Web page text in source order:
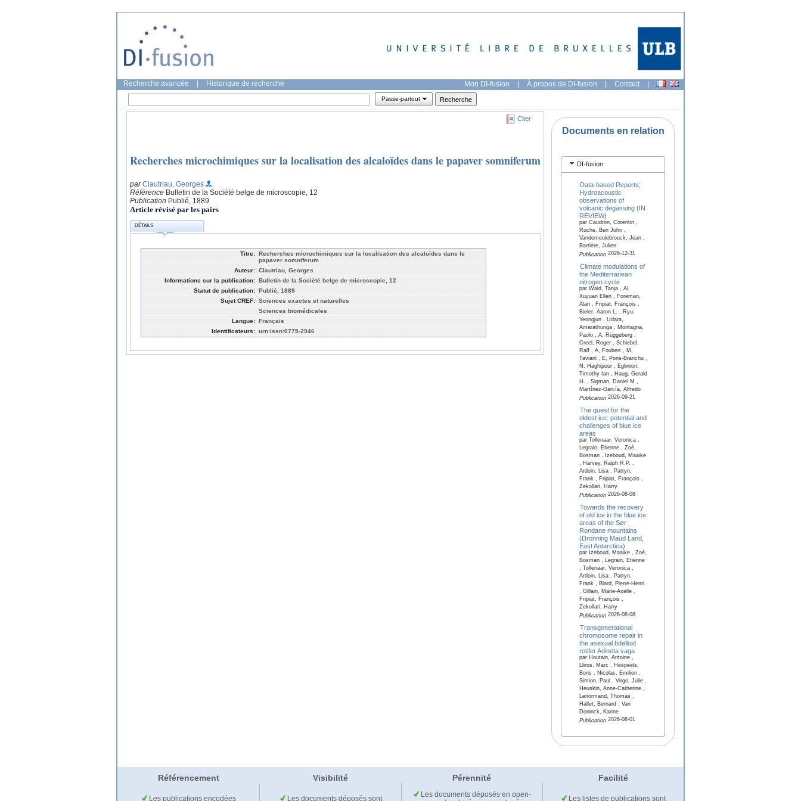
Recherche avancée Historique de recherche Mon DI-fusion | À propos de DI-fusion | Contact |
Passe-partout
Citer
Recherches microchimiques sur la localisation des alcaloïdes dans le papaver somniferum
parClautriau, Georges
Référence Bulletin de la Société belge de microscopie, 12
Publication Publié, 1889
Article révisé par les pairs
DÉTAILS
Titre: Recherches microchimiques sur la localisation des alcaloïdes dans le
papaver somniferum
Auteur: Clautriau, Georges
Informations sur la publication: Bulletin de la Société belge de microscopie, 12
Statut de publication: Publié, 1889
Sujet CREF: Sciences exactes et naturelles
Sciences biomédicales
Langue: Français
Identificateurs: urn:issn:0775-2946
Documents en relation
DI-fusion
Data-based Reports;
Hydroacoustic
observations of
volcanic degassing (IN
REVIEW)
par Caudron, Corentin ,
Roche, Ben John ,
Vandemeulebrouck, Jean ,
Barrière, Julien
Publication2026-12-31
Climate modulations of
the Mediterranean
nitrogen cycle
par Wald, Tanja , Ai,
Xuyuan Ellen , Foreman,
Alan , Fripiat, François ,
Bieler, Aaron L. , Ryu,
Yeongjun , Udara,
Amarathunga , Montagna,
Paolo , A, Rüggeberg ,
Creel, Roger , Schiebel,
Ralf , A, Foubert , M,
Taviani , E, Pons-Branchu ,
N, Haghipour , Eglinton,
Timothy Ian , Haug, Gerald
H. , Sigman, Daniel M ,
Martínez-García, Alfredo
Publication2026-09-21
The quest for the
oldest ice: potential and
challenges of blue ice
areas
par Tollenaar, Veronica ,
Legrain, Etienne , Zoé,
Bosman , Izeboud, Maaike
, Harvey, Ralph R.P. ,
Ardoin, Lisa , Pattyn,
Frank , Fripiat, François ,
Zekollari, Harry
Publication2026-08-08
Towards the recovery
of old ice in the blue ice
areas of the Sør
Rondane mountains
(Dronning Maud Land,
East Antarctica)
par Izeboud, Maaike , Zoé,
Bosman , Legrain, Etienne
, Tollenaar, Veronica ,
Ardoin, Lisa , Pattyn,
Frank , Blard, Pierre-Henri
, Gillain, Marie-Axelle ,
Fripiat, François ,
Zekollari, Harry
Publication2026-08-08
Transgenerational
chromosome repair in
the asexual bdelloid
rotifer Adineta vaga
par Houtain, Antoine ,
Lliros, Marc , Hespeels,
Boris , Nicolas, Emilien ,
Simion, Paul , Virgo, Julie ,
Heuskin, Anne-Catherine ,
Lenormand, Thomas ,
Hallet, Bernard , Van
Doninck, Karine
Publication2026-08-01
Référencement Visibilité Pérennité Facilité
Les publications encodées Les documents déposés sont
Les documents déposés en open-
Les listes de publications sont